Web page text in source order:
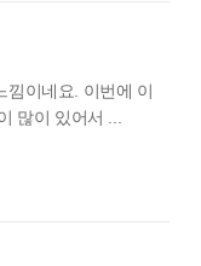
낌이네요. 이번에 이
많이 있어서 ...